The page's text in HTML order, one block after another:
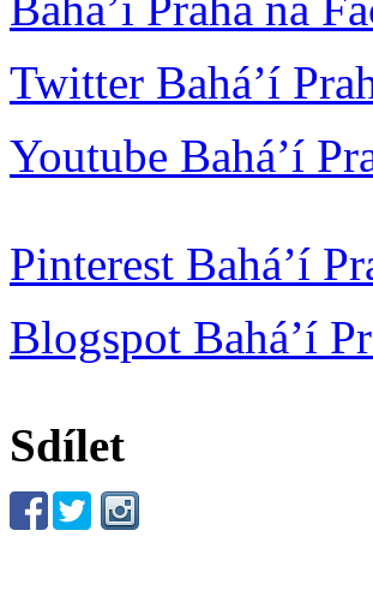
Twitter Bahá’í
Youtube Bahá’í
Pinterest Bahá’í
Blogspot Bahá’í
Sdílet